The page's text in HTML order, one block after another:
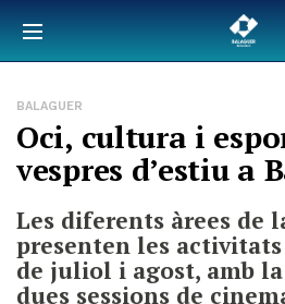
BALAGUER
Oci, cultura i
vespres d’estiu a
Les diferents àrees de
presenten les activitats
de juliol i agost, amb
dues sessions de